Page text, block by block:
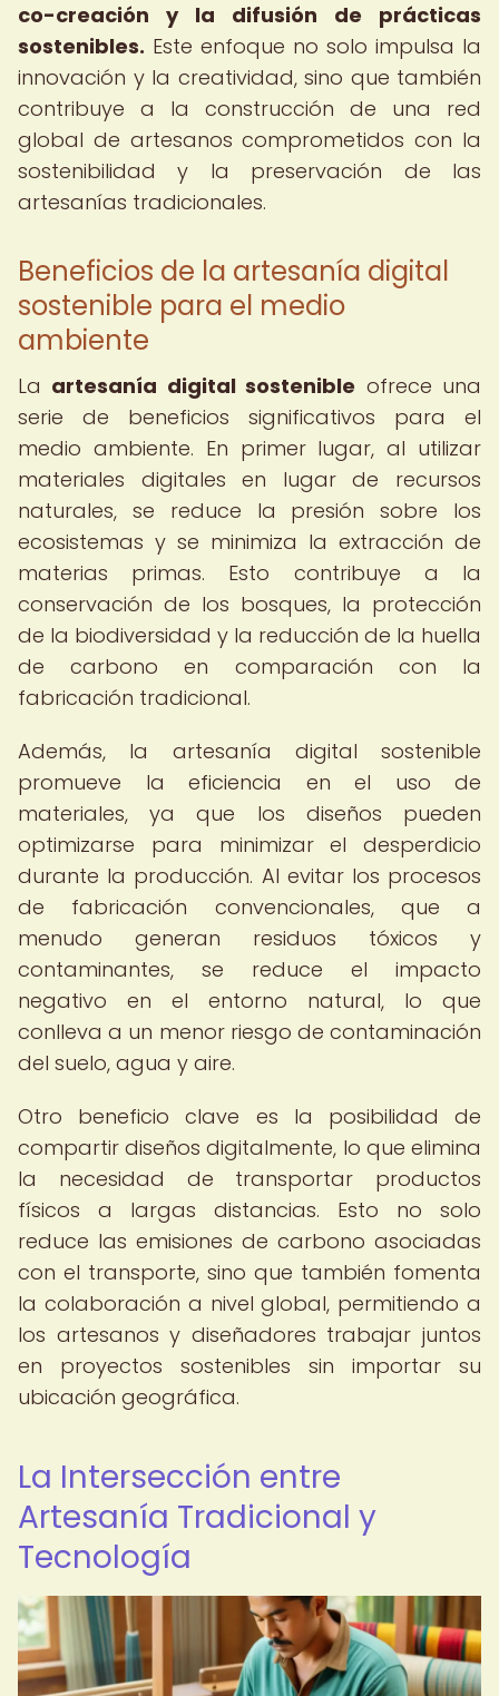
co-creación y la difusión de prácticas
sostenibles. Este enfoque no solo impulsa la
innovación y la creatividad, sino que también
contribuye a la construcción de una red
global de artesanos comprometidos con la
sostenibilidad y la preservación de las
artesanías tradicionales.
Beneficios de la artesanía digital
sostenible para el medio
ambiente
La artesanía digital sostenible ofrece una
serie de beneficios significativos para el
medio ambiente. En primer lugar, al utilizar
materiales digitales en lugar de recursos
naturales, se reduce la presión sobre los
ecosistemas y se minimiza la extracción de
materias primas. Esto contribuye a la
conservación de los bosques, la protección
de la biodiversidad y la reducción de la huella
de carbono en comparación con la
fabricación tradicional.
Además, la artesanía digital sostenible
promueve la eficiencia en el uso de
materiales, ya que los diseños pueden
optimizarse para minimizar el desperdicio
durante la producción. Al evitar los procesos
de fabricación convencionales, que a
menudo generan residuos tóxicos y
contaminantes, se reduce el impacto
negativo en el entorno natural, lo que
conlleva a un menor riesgo de contaminación
del suelo, agua y aire.
Otro beneficio clave es la posibilidad de
compartir diseños digitalmente, lo que elimina
la necesidad de transportar productos
físicos a largas distancias. Esto no solo
reduce las emisiones de carbono asociadas
con el transporte, sino que también fomenta
la colaboración a nivel global, permitiendo a
los artesanos y diseñadores trabajar juntos
en proyectos sostenibles sin importar su
ubicación geográfica.
La Intersección entre
Artesanía Tradicional y
Tecnología